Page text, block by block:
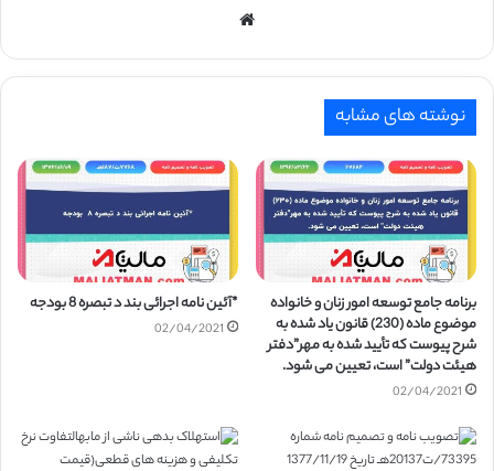
نوشته های مشابه
برنامه جامع توسعه امور زنان و خانواده
موضوع ماده (230) قانون یاد شده به
شرح پیوست که تأیید شده به مهر”دفتر
هیئت دولت” است، تعیین می شود.
02/04/2021
*آئین نامه اجرائی بند د تبصره 8 بودجه
02/04/2021